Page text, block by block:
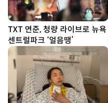
TXT 연준, 청량 라이브로 뉴욕
센트럴파크 ‘얼음땡’